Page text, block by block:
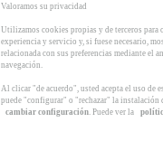
Valoramos su privacidad
Utilizamos cookies propias y de terceros para
experiencia y servicio y, si fuese necesario,
relacionada con sus preferencias mediante el
navegación.
Al clicar "de acuerdo", usted acepta el uso de
puede "configurar" o "rechazar" la instalación
cambiar configuración . Puede ver la